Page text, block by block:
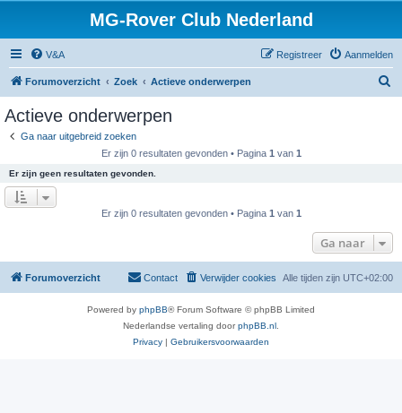
MG-Rover Club Nederland
V&A Aanmelden
Registreer
Forumoverzicht Zoek Actieve onderwerpen
Actieve onderwerpen
Ga naar uitgebreid zoeken
Er zijn 0 resultaten gevonden • Pagina 1 van 1
Er zijn geen resultaten gevonden.
Er zijn 0 resultaten gevonden • Pagina 1 van 1
Ga naar
Forumoverzicht Alle tijden zijn UTC+02:00
Verwijder cookies
Contact
Powered by phpBB® Forum Software © phpBB Limited
Nederlandse vertaling doorphpBB.nl
Privacy | Gebruikersvoorwaarden